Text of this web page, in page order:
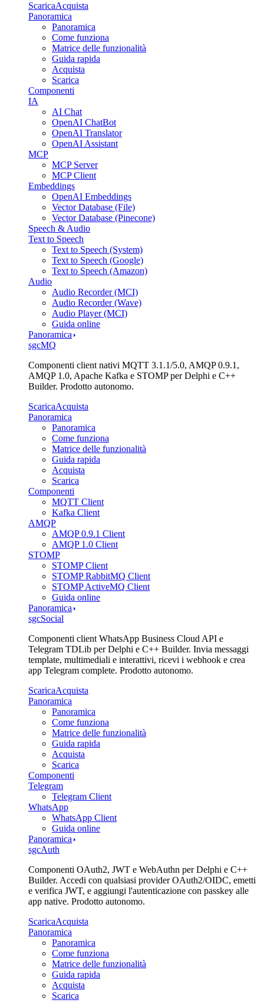
ScaricaAcquista
Panoramica
Panoramica
Come funziona
Matrice delle funzionalità
Guida rapida
Acquista
Scarica
Componenti
IA
AI Chat
OpenAI ChatBot
OpenAI Translator
OpenAI Assistant
MCP
MCP Server
MCP Client
Embeddings
OpenAI Embeddings
Vector Database (File)
Vector Database (Pinecone)
Speech & Audio
Text to Speech
Text to Speech (System)
Text to Speech (Google)
Text to Speech (Amazon)
Audio
Audio Recorder (MCI)
Audio Recorder (Wave)
Audio Player (MCI)
Guida online
Panoramica
sgcMQ
Componenti client nativi MQTT 3.1.1/5.0, AMQP 0.9.1,
AMQP 1.0, Apache Kafka e STOMP per Delphi e C++
Builder. Prodotto autonomo.
ScaricaAcquista
Panoramica
Panoramica
Come funziona
Matrice delle funzionalità
Guida rapida
Acquista
Scarica
Componenti
MQTT Client
Kafka Client
AMQP
AMQP 0.9.1 Client
AMQP 1.0 Client
STOMP
STOMP Client
STOMP RabbitMQ Client
STOMP ActiveMQ Client
Guida online
Panoramica
sgcSocial
Componenti client WhatsApp Business Cloud API e
Telegram TDLib per Delphi e C++ Builder. Invia messaggi
template, multimediali e interattivi, ricevi i webhook e crea
app Telegram complete. Prodotto autonomo.
ScaricaAcquista
Panoramica
Panoramica
Come funziona
Matrice delle funzionalità
Guida rapida
Acquista
Scarica
Componenti
Telegram
Telegram Client
WhatsApp
WhatsApp Client
Guida online
Panoramica
sgcAuth
Componenti OAuth2, JWT e WebAuthn per Delphi e C++
Builder. Accedi con qualsiasi provider OAuth2/OIDC, emetti
e verifica JWT, e aggiungi l'autenticazione con passkey alle
app native. Prodotto autonomo.
ScaricaAcquista
Panoramica
Panoramica
Come funziona
Matrice delle funzionalità
Guida rapida
Acquista
Scarica